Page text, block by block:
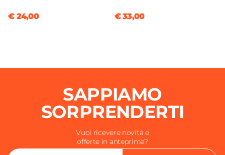
€ 24,00 € 33,00
SAPPIAMO
SORPRENDERTI
Vuoi ricevere novità e
offerte in anteprima?